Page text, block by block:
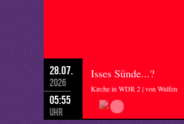
28.07.
2026
05:55
Uhr
Isses Sünde...?
Kirche in WDR 2 | von Wulfen